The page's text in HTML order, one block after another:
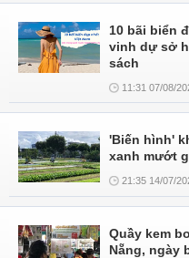
10 bãi biển
vinh dự sở
sách
11:31 07/08/
'Biến hình'
xanh mướt
21:35 14/07/
Quầy kem
Nẵng, ngày